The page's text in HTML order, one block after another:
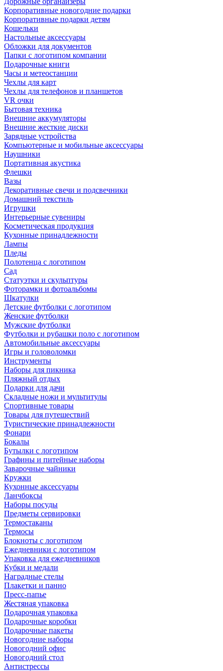
Корпоративные новогодние подарки
Корпоративные подарки детям
Кошельки
Настольные аксессуары
Обложки для документов
Папки с логотипом компании
Подарочные книги
Часы и метеостанции
Чехлы для карт
Чехлы для телефонов и планшетов
VR очки
Бытовая техника
Внешние аккумуляторы
Внешние жесткие диски
Зарядные устройства
Компьютерные и мобильные аксессуары
Наушники
Портативная акустика
Флешки
Вазы
Декоративные свечи и подсвечники
Домашний текстиль
Игрушки
Интерьерные сувениры
Косметическая продукция
Кухонные принадлежности
Лампы
Пледы
Полотенца с логотипом
Сад
Статуэтки и скульптуры
Фоторамки и фотоальбомы
Шкатулки
Детские футболки с логотипом
Женские футболки
Мужские футболки
Футболки и рубашки поло с логотипом
Автомобильные аксессуары
Игры и головоломки
Инструменты
Наборы для пикника
Пляжный отдых
Подарки для дачи
Складные ножи и мультитулы
Спортивные товары
Товары для путешествий
Туристические принадлежности
Фонари
Бокалы
Бутылки с логотипом
Графины и питейные наборы
Заварочные чайники
Кружки
Кухонные аксессуары
Ланчбоксы
Наборы посуды
Предметы сервировки
Термостаканы
Термосы
Блокноты с логотипом
Ежедневники с логотипом
Упаковка для ежедневников
Кубки и медали
Наградные стелы
Плакетки и панно
Пресс-папье
Жестяная упаковка
Подарочная упаковка
Подарочные коробки
Подарочные пакеты
Новогодние наборы
Новогодний офис
Новогодний стол
Антистрессы